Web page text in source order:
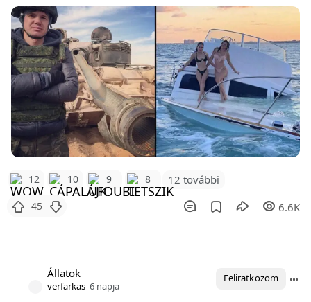
12 10 9 8 12 további
45 6.6K
Állatok
verfarkas 6 napja
Feliratkozom